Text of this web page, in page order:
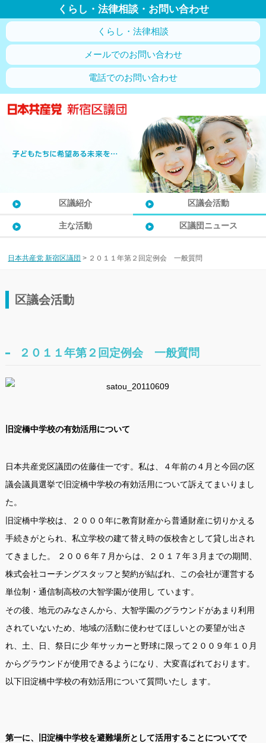
くらし・法律相談・お問い合わせ
くらし・法律相談
メールでのお問い合わせ
電話でのお問い合わせ
区議紹介 区議会活動
主な活動 区議団ニュース
日本共産党 新宿区議団 > ２０１１年第２回定例会 一般質問
区議会活動
２０１１年第２回定例会 一般質問
旧淀橋中学校の有効活用について
日本共産党区議団の佐藤佳一です。私は、４年前の４月と今回の区
議会議員選挙で旧淀橋中学校の有効活用について訴えてまいりまし
た。
旧淀橋中学校は、２０００年に教育財産から普通財産に切りかえる
手続きがとられ、私立学校の建て替え時の仮校舎として貸し出され
てきました。 ２００６年７月からは、２０１７年３月までの期間、
株式会社コーチングスタッフと契約が結ばれ、この会社が運営する
単位制・通信制高校の大智学園が使用し ています。
その後、地元のみなさんから、大智学園のグラウンドがあまり利用
されていないため、地域の活動に使わせてほしいとの要望が出さ
れ、土、日、祭日に少 年サッカーと野球に限って２００９年１０月
からグラウンドが使用できるようになり、大変喜ばれております。
以下旧淀橋中学校の有効活用について質問いたし ます。
第一に、旧淀橋中学校を避難場所として活用することについてで